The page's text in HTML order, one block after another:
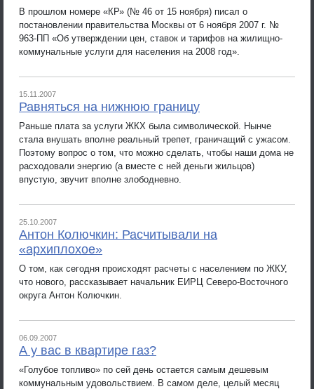
В прошлом номере «КР» (№ 46 от 15 ноября) писал о
постановлении правительства Москвы от 6 ноября 2007 г. №
963-ПП «Об утверждении цен, ставок и тарифов на жилищно-
коммунальные услуги для населения на 2008 год».
15.11.2007
Равняться на нижнюю границу
Раньше плата за услуги ЖКХ была символической. Нынче
стала внушать вполне реальный трепет, граничащий с ужасом.
Поэтому вопрос о том, что можно сделать, чтобы наши дома не
расходовали энергию (а вместе с ней деньги жильцов)
впустую, звучит вполне злободневно.
25.10.2007
Антон Колючкин: Расчитывали на
«архиплохое»
О том, как сегодня происходят расчеты с населением по ЖКУ,
что нового, рассказывает начальник ЕИРЦ Северо-Восточного
округа Антон Колючкин.
06.09.2007
А у вас в квартире газ?
«Голубое топливо» по сей день остается самым дешевым
коммунальным удовольствием. В самом деле, целый месяц